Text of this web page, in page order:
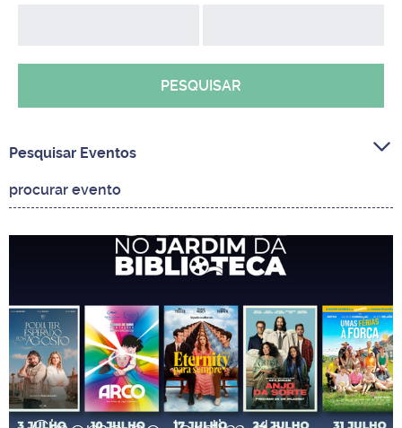
PESQUISAR
Pesquisar Eventos